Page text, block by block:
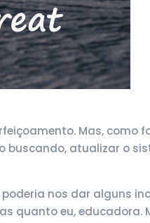
Mas, como
buscando, atualizar o
nos dar alguns
quanto eu, educadora.